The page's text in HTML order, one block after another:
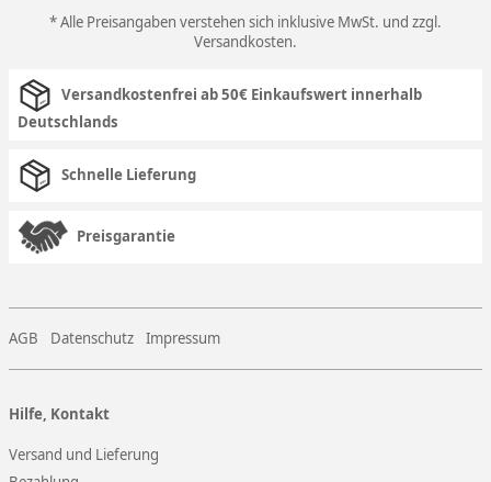
* Alle Preisangaben verstehen sich inklusive MwSt. und zzgl.
Versandkosten.
Versandkostenfrei ab 50€ Einkaufswert innerhalb
Deutschlands
Schnelle Lieferung
Preisgarantie
AGB Datenschutz Impressum
Hilfe, Kontakt
Versand und Lieferung